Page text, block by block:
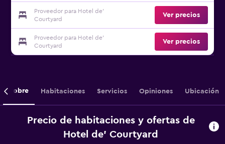
Proveedor para Hotel de'
Courtyard
Ver precios
Proveedor para Hotel de'
Courtyard
Ver precios
Sobre Habitaciones Servicios Opiniones Ubicación
Precio de habitaciones y ofertas de
Hotel de' Courtyard